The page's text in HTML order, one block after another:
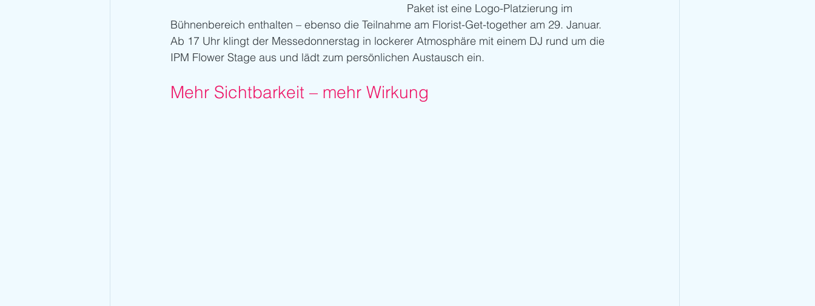
Paket ist eine Logo-Platzierung im
Bühnenbereich enthalten – ebenso die Teilnahme am Florist-Get-together am 29. Januar.
Ab 17 Uhr klingt der Messedonnerstag in lockerer Atmosphäre mit einem DJ rund um die
IPM Flower Stage aus und lädt zum persönlichen Austausch ein.
Mehr Sichtbarkeit – mehr Wirkung